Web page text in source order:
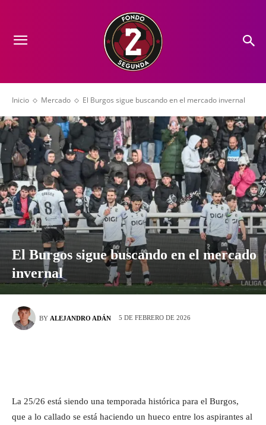
Inicio Mercado El Burgos sigue buscando en el mercado invernal
El Burgos sigue buscando en el mercado
invernal
BY ALEJANDRO ADÁN 5 DE FEBRERO DE 2026
La 25/26 está siendo una temporada histórica para el Burgos,
que a lo callado se está haciendo un hueco entre los aspirantes al